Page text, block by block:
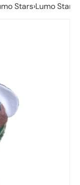
Stars›Lumo Stars